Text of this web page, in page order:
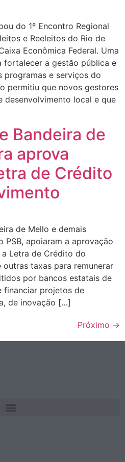
do 1º Encontro Regional
e Reeleitos do Rio de
Econômica Federal. Uma
fortalecer a gestão pública e
programas e serviços do
permitiu que novos gestores
desenvolvimento local e que
Bandeira de
aprova
de Crédito
de Mello e demais
PSB, apoiaram a aprovação
Letra de Crédito do
taxas para remunerar
por bancos estatais de
financiar projetos de
de inovação […]
Próximo →